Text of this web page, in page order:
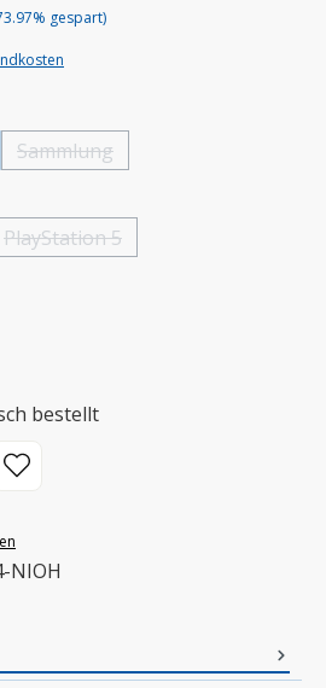
gespart)
Sammlung(Diese Option ist zurzeit nicht
PlayStation 5(Diese Option ist zurzeit nicht
bestellt
gewünschten Wert ein oder benutze
NIOH